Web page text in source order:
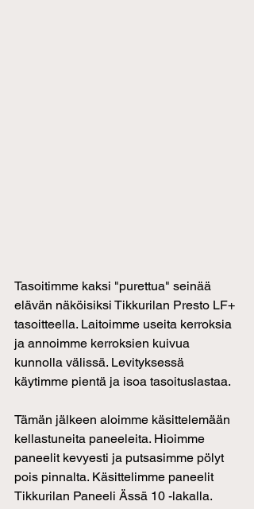
Tasoitimme kaksi "purettua" seinää
elävän näköisiksi Tikkurilan Presto LF+
tasoitteella. Laitoimme useita kerroksia
ja annoimme kerroksien kuivua
kunnolla välissä. Levityksessä
käytimme pientä ja isoa tasoituslastaa.
Tämän jälkeen aloimme käsittelemään
kellastuneita paneeleita. Hioimme
paneelit kevyesti ja putsasimme pölyt
pois pinnalta. Käsittelimme paneelit
Tikkurilan Paneeli Ässä 10 -lakalla.